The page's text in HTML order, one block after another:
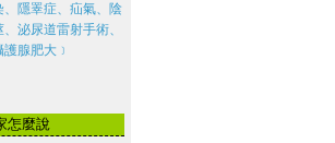
、隱睪症、疝氣、陰
泌尿道雷射手術、
腺肥大﹞
怎麼說